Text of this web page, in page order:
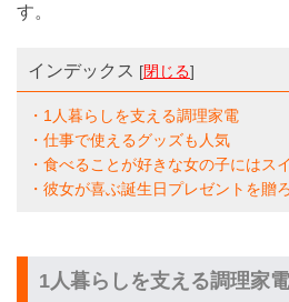
す。
インデックス [閉じる]
・1人暮らしを支える調理家電
・仕事で使えるグッズも人気
・食べることが好きな女の子にはス
・彼女が喜ぶ誕生日プレゼントを贈
1人暮らしを支える調理家電